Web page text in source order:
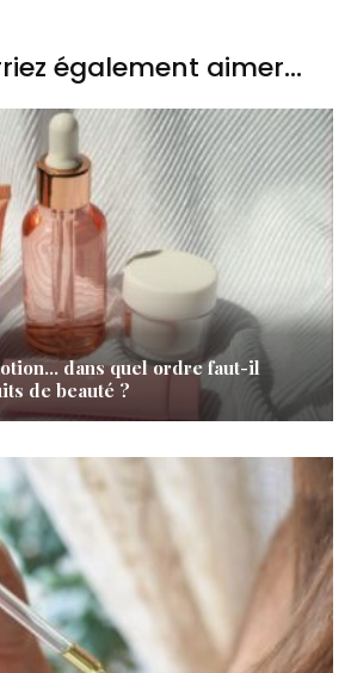
également aimer...
dans quel ordre faut-il
de beauté ?